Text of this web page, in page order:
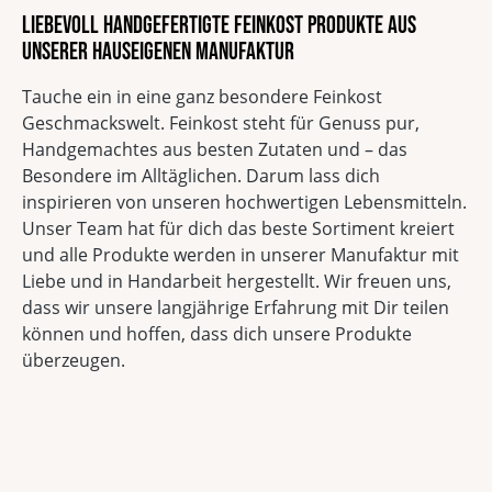
Liebevoll handgefertigte Feinkost Produkte aus
unserer hauseigenen Manufaktur
Tauche ein in eine ganz besondere Feinkost
Geschmackswelt. Feinkost steht für Genuss pur,
Handgemachtes aus besten Zutaten und – das
Besondere im Alltäglichen. Darum lass dich
inspirieren von unseren hochwertigen Lebensmitteln.
Unser Team hat für dich das beste Sortiment kreiert
und alle Produkte werden in unserer Manufaktur mit
Liebe und in Handarbeit hergestellt. Wir freuen uns,
dass wir unsere langjährige Erfahrung mit Dir teilen
können und hoffen, dass dich unsere Produkte
überzeugen.